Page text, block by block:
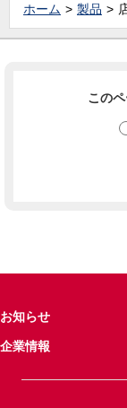
ホーム 製品
この
お知らせ
企業情報